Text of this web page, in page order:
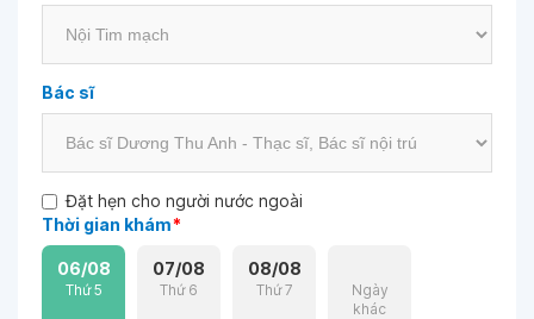
Bác sĩ
Đặt hẹn cho người nước ngoài
Thời gian khám*
06/08
Thứ 5
07/08
Thứ 6
08/08
Thứ 7
Ngày
khác